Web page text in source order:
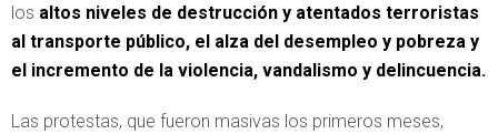
los altos niveles de destrucción y atentados terroristas
al transporte público, el alza del desempleo y pobreza y
el incremento de la violencia, vandalismo y delincuencia.
Las protestas, que fueron masivas los primeros meses,